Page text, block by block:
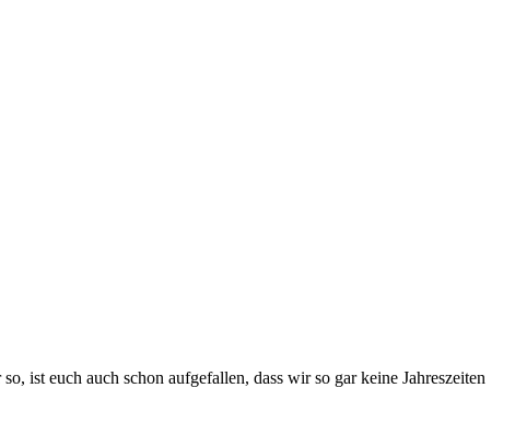
ist euch auch schon aufgefallen, dass wir so gar keine Jahreszeiten